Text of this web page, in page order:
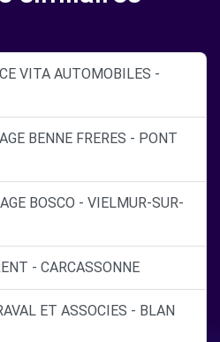
VITA AUTOMOBILES -
BENNE FRERES - PONT
BOSCO - VIELMUR-SUR-
- CARCASSONNE
ET ASSOCIES - BLAN